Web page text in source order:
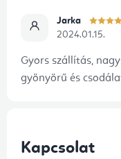
Jarka
2024.01.15.
Gyors szállítás,
gyönyörű és
Kapcsolat